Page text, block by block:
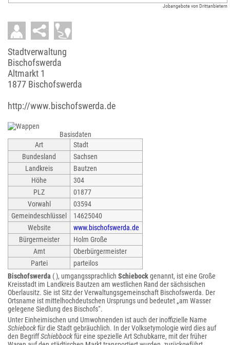
Jobangebote von Drittanbietern
Stadtverwaltung
Bischofswerda
Altmarkt 1
1877 Bischofswerda
http://www.bischofswerda.de
Basisdaten
Art
Stadt
Bundesland
Sachsen
Landkreis
Bautzen
Höhe
304
PLZ
01877
Vorwahl
03594
Gemeindeschlüssel
14625040
Website
www.bischofswerda.de
Bürgermeister
Holm Große
Amt
Oberbürgermeister
Partei
parteilos
Bischofswerda ( ), umgangssprachlich Schiebockgenannt, ist eine Große
Kreisstadt im Landkreis Bautzen am westlichen Rand der sächsischen
Oberlausitz. Sie ist Sitz der Verwaltungsgemeinschaft Bischofswerda. Der
Ortsname ist mittelhochdeutschen Ursprungs und bedeutet „am Wasser
gelegene Siedlung des Bischofs“.
Unter Einheimischen und Umwohnenden ist auch der inoffizielle Name
Schiebockfür die Stadt gebräuchlich. In der Volksetymologie wird dies auf
den BegriffSchiebbockfür eine spezielle Art Schubkarre, mit der früher